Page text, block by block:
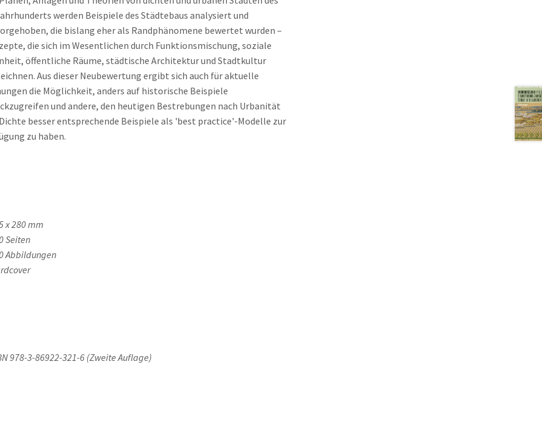
werden Beispiele des Städtebaus analysiert und
die bislang eher als Randphänomene bewertet wurden –
die sich im Wesentlichen durch Funktionsmischung, soziale
öffentliche Räume, städtische Architektur und Stadtkultur
Aus dieser Neubewertung ergibt sich auch für aktuelle
die Möglichkeit, anders auf historische Beispiele
und andere, den heutigen Bestrebungen nach Urbanität
besser entsprechende Beispiele als 'best practice'-Modelle zur
zu haben.
x 280 mm
Seiten
Abbildungen
978-3-86922-321-6 (Zweite Auflage)